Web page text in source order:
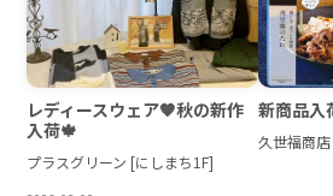
レディースウェア🧡秋の新作
入荷🍁
プラスグリーン [にしまち1F]
新商品入
久世福商